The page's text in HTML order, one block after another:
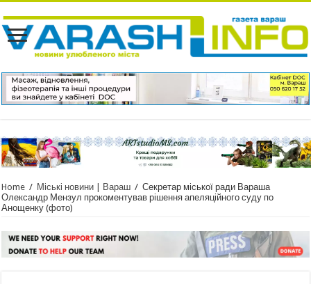
Home / Міські новини | Вараш / Секретар міської ради Вараша
Олександр Мензул прокоментував рішення апеляційного суду по
Анощенку (фото)